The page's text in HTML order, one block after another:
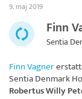
9. maj 2019
Finn
Sentia
Finn Vagner
Sentia Denmark
Robertus Willy